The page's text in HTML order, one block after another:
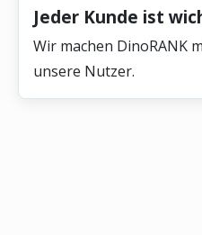
Jeder Kunde ist
Wir machen DinoRANK
unsere Nutzer.